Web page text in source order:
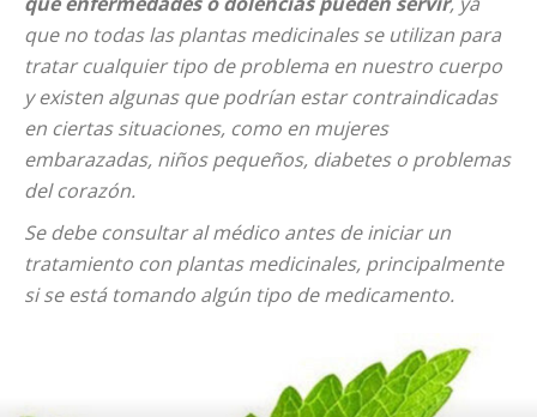
que no todas las plantas medicinales se utilizan para
tratar cualquier tipo de problema en nuestro cuerpo
y existen algunas que podrían estar contraindicadas
en ciertas situaciones, como en mujeres
embarazadas, niños pequeños, diabetes o problemas
del corazón.
Se debe consultar al médico antes de iniciar un
tratamiento con plantas medicinales, principalmente
si se está tomando algún tipo de medicamento.